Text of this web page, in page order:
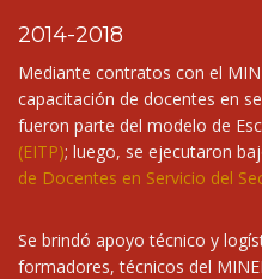
2014-2018
Mediante contratos con el
capacitación de docentes en
fueron parte del modelo de
(EITP); luego, se ejecutaron
de Docentes en Servicio del
Se brindó apoyo técnico y
formadores, técnicos del